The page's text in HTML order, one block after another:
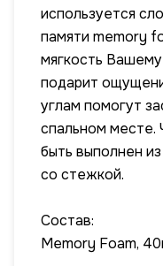
используется
памяти memory
мягкость
подарит
углам помогут
спальном месте.
быть выполнен
со стежкой.
Состав:
Memory Foam,